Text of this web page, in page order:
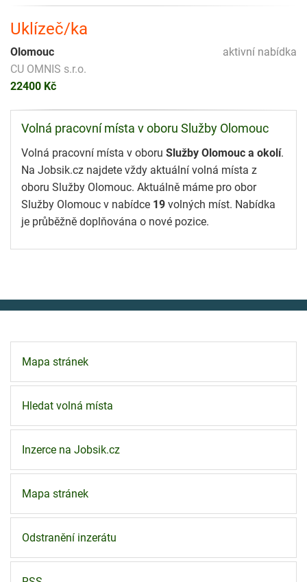
Uklízeč/ka
aktivní nabídka
Olomouc
CU OMNIS s.r.o.
22400 Kč
Volná pracovní místa v oboru Služby Olomouc
Volná pracovní místa v oboru Služby Olomouc a okolí.
Na Jobsik.cz najdete vždy aktuální volná místa z
oboru Služby Olomouc. Aktuálně máme pro obor
Služby Olomouc v nabídce 19 volných míst. Nabídka
je průběžně doplňována o nové pozice.
Mapa stránek
Hledat volná místa
Inzerce na Jobsik.cz
Mapa stránek
Odstranění inzerátu